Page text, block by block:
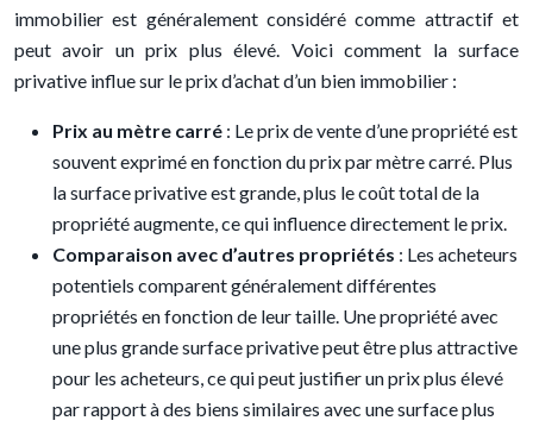
immobilier est généralement considéré comme attractif et
peut avoir un prix plus élevé. Voici comment la surface
privative influe sur le prix d’achat d’un bien immobilier :
Prix au mètre carré : Le prix de vente d’une propriété est
souvent exprimé en fonction du prix par mètre carré. Plus
la surface privative est grande, plus le coût total de la
propriété augmente, ce qui influence directement le prix.
Comparaison avec d’autres propriétés : Les acheteurs
potentiels comparent généralement différentes
propriétés en fonction de leur taille. Une propriété avec
une plus grande surface privative peut être plus attractive
pour les acheteurs, ce qui peut justifier un prix plus élevé
par rapport à des biens similaires avec une surface plus